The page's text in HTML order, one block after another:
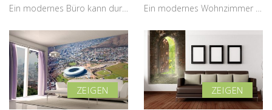
Ein modernes Büro kann durch eine ausdrucksstarke Wandgestaltung eine völlig neue Qualität erhalt... Ein modernes Wohnzimmer kann mit einer ikonischen Stadtansicht eine völlig neue Ausstrahlung erha...